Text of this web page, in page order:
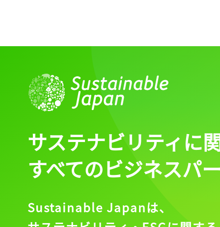
サステナビリティに
すべてのビジネスパ
Sustainable Japanは、